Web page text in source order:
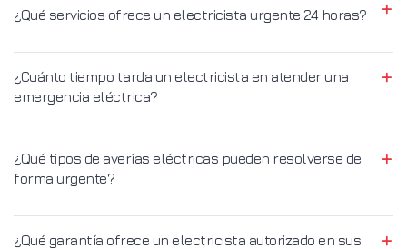
¿Qué servicios ofrece un electricista urgente 24 horas?
¿Cuánto tiempo tarda un electricista en atender una
emergencia eléctrica?
¿Qué tipos de averías eléctricas pueden resolverse de
forma urgente?
¿Qué garantía ofrece un electricista autorizado en sus